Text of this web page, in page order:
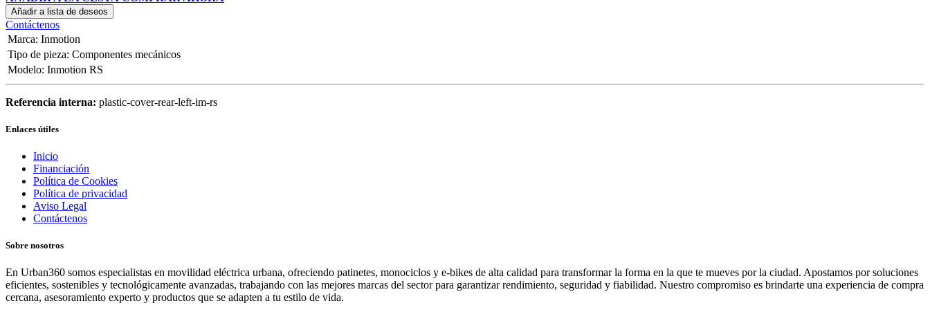
Añadir a lista de deseos
Contáctenos
Marca: Inmotion
Tipo de pieza: Componentes mecánicos
Modelo: Inmotion RS
Referencia interna: plastic-cover-rear-left-im-rs
Enlaces útiles
Inicio
Financiación
Política de Cookies
Política de privacidad
Aviso Legal
Contáctenos
Sobre nosotros
En Urban360 somos especialistas en movilidad eléctrica urbana, ofreciendo patinetes, monociclos y e-bikes de alta calidad para transformar la forma en la que te mueves por la ciudad. Apostamos por soluciones
eficientes, sostenibles y tecnológicamente avanzadas, trabajando con las mejores marcas del sector para garantizar rendimiento, seguridad y fiabilidad. Nuestro compromiso es brindarte una experiencia de compra
cercana, asesoramiento experto y productos que se adapten a tu estilo de vida.